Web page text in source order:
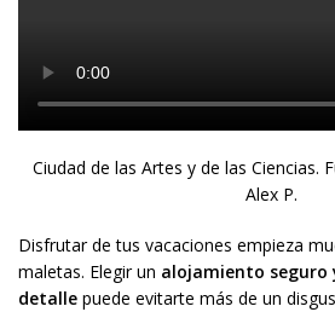
Ciudad de las Artes y de las Ciencias.
Alex P.
Disfrutar de tus vacaciones empieza
maletas. Elegir un alojamiento seguro
detalle puede evitarte más de un